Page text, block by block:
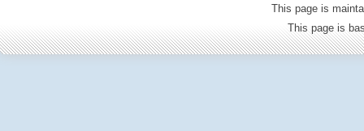
This page is
This page is